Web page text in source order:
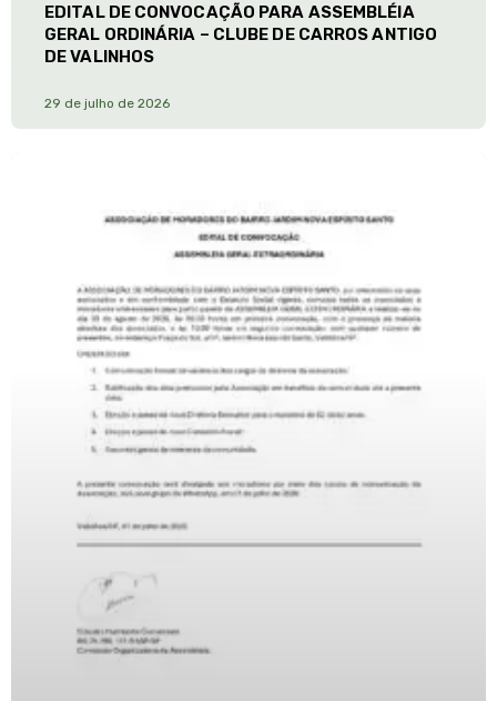
EDITAL DE CONVOCAÇÃO PARA ASSEMBLÉIA
GERAL ORDINÁRIA – CLUBE DE CARROS ANTIGO
DE VALINHOS
29 de julho de 2026